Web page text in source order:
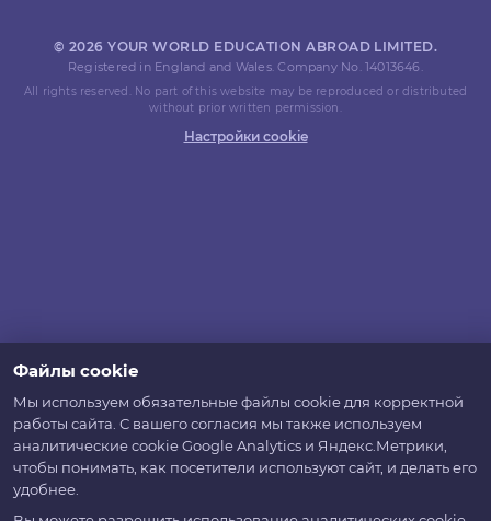
© 2026 YOUR WORLD EDUCATION ABROAD LIMITED.
Registered in England and Wales. Company No. 14013646.
All rights reserved. No part of this website may be reproduced or distributed
without prior written permission.
Настройки cookie
Файлы cookie
Мы используем обязательные файлы cookie для корректной
работы сайта. С вашего согласия мы также используем
аналитические cookie Google Analytics и Яндекс.Метрики,
чтобы понимать, как посетители используют сайт, и делать его
удобнее.